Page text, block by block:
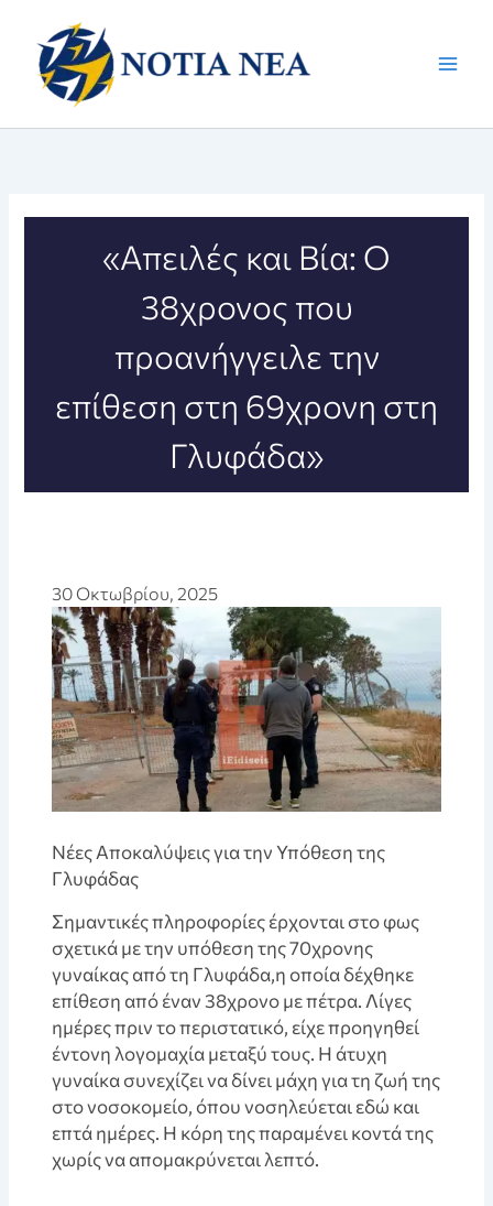
περιεχόμενο
«Απειλές και Βία: Ο
38χρονος που
προανήγγειλε την
επίθεση στη 69χρονη στη
Γλυφάδα»
30 Οκτωβρίου, 2025
Νέες Αποκαλύψεις για την Υπόθεση της
Γλυφάδας
Σημαντικές πληροφορίες έρχονται στο φως
σχετικά με την υπόθεση της 70χρονης
γυναίκας από τη Γλυφάδα,η οποία δέχθηκε
επίθεση από έναν 38χρονο με πέτρα. Λίγες
ημέρες πριν το περιστατικό, είχε προηγηθεί
έντονη λογομαχία μεταξύ τους. Η άτυχη
γυναίκα συνεχίζει να δίνει μάχη για τη ζωή της
στο νοσοκομείο, όπου νοσηλεύεται εδώ και
επτά ημέρες. Η κόρη της παραμένει κοντά της
χωρίς να απομακρύνεται λεπτό.